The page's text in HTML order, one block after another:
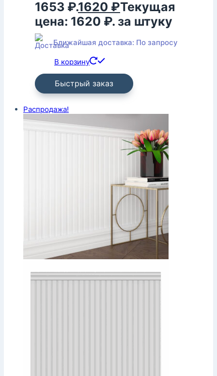
1653 ₽.1620 ₽Текущая
цена: 1620 ₽. за штуку
Ближайшая доставка: По запросу
В корзину
Быстрый заказ
Распродажа!